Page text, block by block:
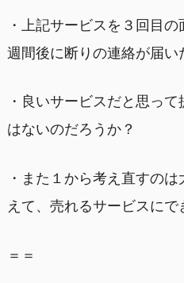
・上記サービスを３回目
週間後に断りの連絡が届い
・良いサービスだと思っ
はないのだろうか？
・また１から考え直すの
えて、売れるサービスにで
＝＝